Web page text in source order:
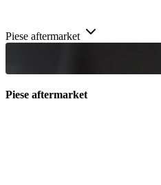
Piese aftermarket
Piese aftermarket